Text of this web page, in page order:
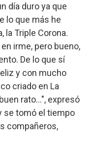
día duro ya que
lo que más he
la Triple Corona.
irme, pero bueno,
De lo que sí
y con mucho
criado en La
rato…", expresó
se tomó el tiempo
compañeros,